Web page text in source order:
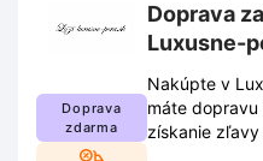
Doprava
zdarma
Doprava
Luxusne-
Nakúpte v
máte
získanie